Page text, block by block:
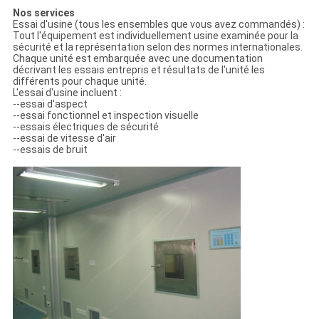
Nos services
Essai d'usine (tous les ensembles que vous avez commandés) :
Tout l'équipement est individuellement usine examinée pour la
sécurité et la représentation selon des normes internationales.
Chaque unité est embarquée avec une documentation
décrivant les essais entrepris et résultats de l'unité les
différents pour chaque unité.
L'essai d'usine incluent :
--essai d'aspect
--essai fonctionnel et inspection visuelle
--essais électriques de sécurité
--essai de vitesse d'air
--essais de bruit